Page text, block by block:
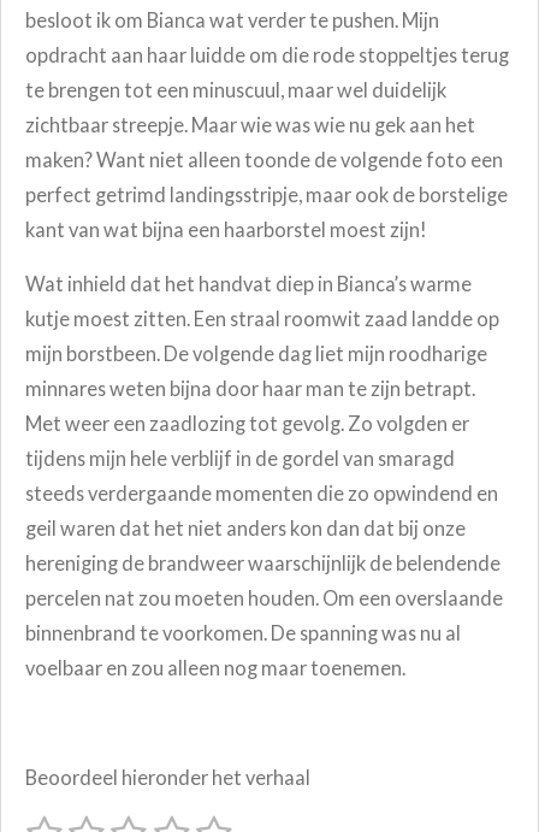
besloot ik om Bianca wat verder te pushen. Mijn
opdracht aan haar luidde om die rode stoppeltjes terug
te brengen tot een minuscuul, maar wel duidelijk
zichtbaar streepje. Maar wie was wie nu gek aan het
maken? Want niet alleen toonde de volgende foto een
perfect getrimd landingsstripje, maar ook de borstelige
kant van wat bijna een haarborstel moest zijn!
Wat inhield dat het handvat diep in Bianca’s warme
kutje moest zitten. Een straal roomwit zaad landde op
mijn borstbeen. De volgende dag liet mijn roodharige
minnares weten bijna door haar man te zijn betrapt.
Met weer een zaadlozing tot gevolg. Zo volgden er
tijdens mijn hele verblijf in de gordel van smaragd
steeds verdergaande momenten die zo opwindend en
geil waren dat het niet anders kon dan dat bij onze
hereniging de brandweer waarschijnlijk de belendende
percelen nat zou moeten houden. Om een overslaande
binnenbrand te voorkomen. De spanning was nu al
voelbaar en zou alleen nog maar toenemen.
Beoordeel hieronder het verhaal
S